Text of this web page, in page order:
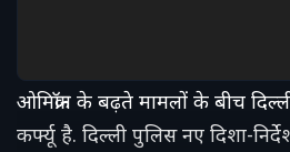
ओमिक्रॉन के बढ़ते मामलों के बीच
कर्फ्यू है. दिल्ली पुलिस नए दिशा-